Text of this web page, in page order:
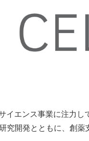
イエンス事業に注力
究開発とともに、創薬